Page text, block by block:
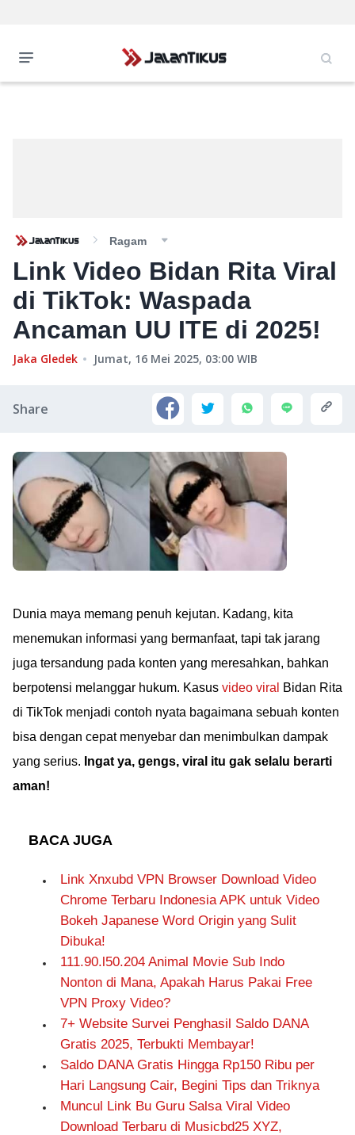
Ragam
Link Video Bidan Rita Viral
di TikTok: Waspada
Ancaman UU ITE di 2025!
Jaka Gledek Jumat, 16 Mei 2025, 03:00 WIB
Share
Dunia maya memang penuh kejutan. Kadang, kita
menemukan informasi yang bermanfaat, tapi tak jarang
juga tersandung pada konten yang meresahkan, bahkan
berpotensi melanggar hukum. Kasus video viral
Bidan Rita
di TikTok menjadi contoh nyata bagaimana sebuah konten
bisa dengan cepat menyebar dan menimbulkan dampak
yang serius. Ingat ya, gengs, viral itu gak selalu berarti
aman!
BACA JUGA
Link Xnxubd VPN Browser Download Video
Chrome Terbaru Indonesia APK untuk Video
Bokeh Japanese Word Origin yang Sulit
Dibuka!
111.90.l50.204 Animal Movie Sub Indo
Nonton di Mana, Apakah Harus Pakai Free
VPN Proxy Video?
7+ Website Survei Penghasil Saldo DANA
Gratis 2025, Terbukti Membayar!
Saldo DANA Gratis Hingga Rp150 Ribu per
Hari Langsung Cair, Begini Tips dan Triknya
Muncul Link Bu Guru Salsa Viral Video
Download Terbaru di Musicbd25 XYZ,